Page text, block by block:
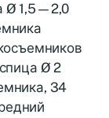
Ø 1,5—2,0
Ø 2
34